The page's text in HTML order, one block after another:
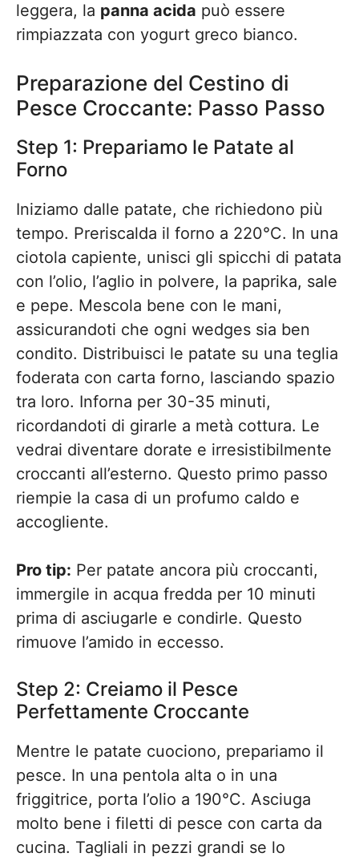
leggera, la panna acida può essere
rimpiazzata con yogurt greco bianco.
Preparazione del Cestino di
Pesce Croccante: Passo Passo
Step 1: Prepariamo le Patate al
Forno
Iniziamo dalle patate, che richiedono più
tempo. Preriscalda il forno a 220°C. In una
ciotola capiente, unisci gli spicchi di patata
con l’olio, l’aglio in polvere, la paprika, sale
e pepe. Mescola bene con le mani,
assicurandoti che ogni wedges sia ben
condito. Distribuisci le patate su una teglia
foderata con carta forno, lasciando spazio
tra loro. Inforna per 30-35 minuti,
ricordandoti di girarle a metà cottura. Le
vedrai diventare dorate e irresistibilmente
croccanti all’esterno. Questo primo passo
riempie la casa di un profumo caldo e
accogliente.
Pro tip: Per patate ancora più croccanti,
immergile in acqua fredda per 10 minuti
prima di asciugarle e condirle. Questo
rimuove l’amido in eccesso.
Step 2: Creiamo il Pesce
Perfettamente Croccante
Mentre le patate cuociono, prepariamo il
pesce. In una pentola alta o in una
friggitrice, porta l’olio a 190°C. Asciuga
molto bene i filetti di pesce con carta da
cucina. Tagliali in pezzi grandi se lo